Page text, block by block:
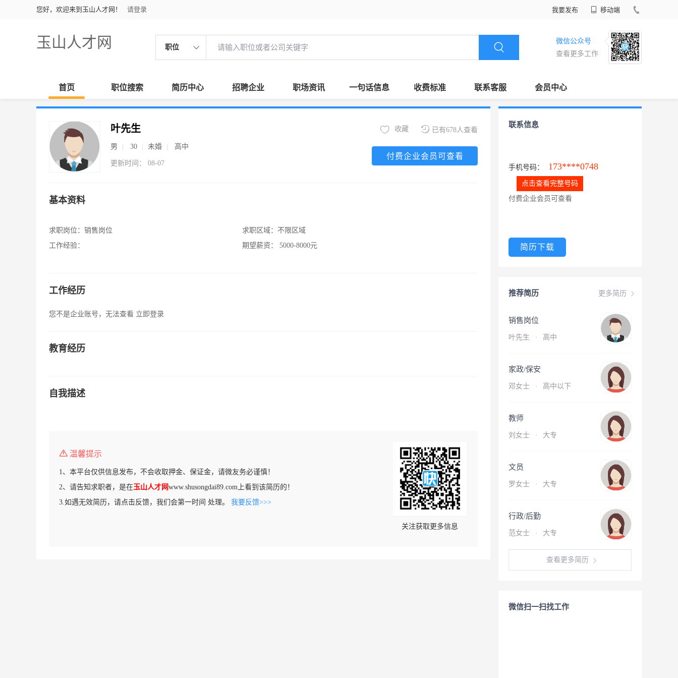
您好，欢迎来到玉山人才网！ 请登录 我要发布 移动端
玉山人才网 职位
微信公众号
查看更多工作
首页 职位搜索 简历中心 招聘企业 职场资讯 一句话信息 收费标准 联系客服 会员中心
叶先生
男 30 未婚 高中
更新时间： 08-07
已有678人查看
收藏
付费企业会员可查看
基本资料
求职岗位： 销售岗位
工作经验：
求职区域： 不限区域
期望薪资：
5000-8000元
工作经历
您不是企业账号，无法查看 立即登录
教育经历
自我描述
温馨提示
1、本平台仅供信息发布，不会收取押金、保证金，请微友务必谨慎！
2、请告知求职者，是在玉山人才网www.shusongdai89.com上看到该简历的！
3.如遇无效简历，请点击反馈，我们会第一时间 处理。 我要反馈>>>
关注获取更多信息
联系信息
手机号码： 173****0748
点击查看完整号码
付费企业会员可查看
简历下载
更多简历
推荐简历
销售岗位
叶先生 · 高中
家政/保安
邓女士 · 高中以下
教师
刘女士 · 大专
文员
罗女士 · 大专
行政/后勤
范女士 · 大专
查看更多简历
微信扫一扫找工作